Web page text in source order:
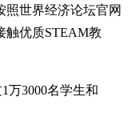
照世界经济论坛官网
触优质STEAM教
万3000名学生和